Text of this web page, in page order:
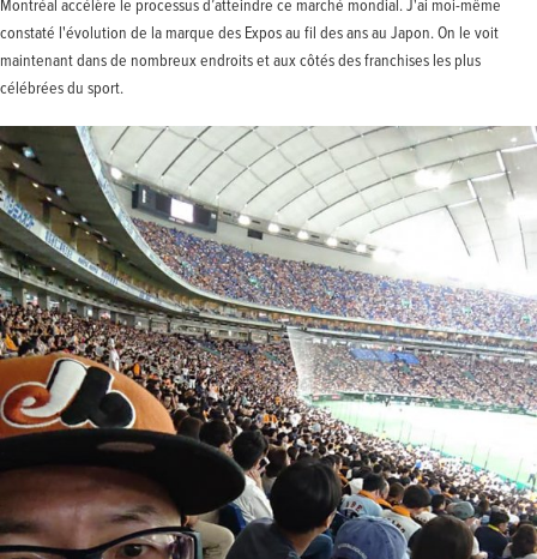
Montréal accélère le processus d’atteindre ce marché mondial. J'ai moi-même
constaté l'évolution de la marque des Expos au fil des ans au Japon. On le voit
maintenant dans de nombreux endroits et aux côtés des franchises les plus
célébrées du sport.